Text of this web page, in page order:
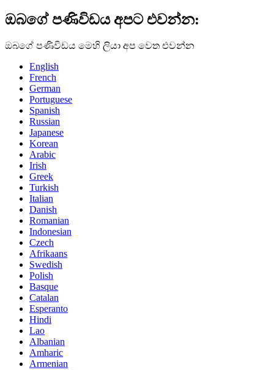
ඔබගේ පණිවිඩය අපට එවන්න:
ඔබගේ පණිවිඩය මෙහි ලියා අප වෙත එවන්න
English
French
German
Portuguese
Spanish
Russian
Japanese
Korean
Arabic
Irish
Greek
Turkish
Italian
Danish
Romanian
Indonesian
Czech
Afrikaans
Swedish
Polish
Basque
Catalan
Esperanto
Hindi
Lao
Albanian
Amharic
Armenian